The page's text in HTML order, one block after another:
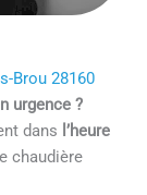
Brou 28160
urgence ?
dans l’heure
chaudière